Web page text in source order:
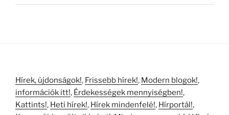
Hírek, újdonságok!, Frissebb hírek!, Modern blogok!,
információk itt!, Érdekességek mennyiségben!,
Kattints!, Heti hírek!, Hírek mindenfelé!, Hírportál!,